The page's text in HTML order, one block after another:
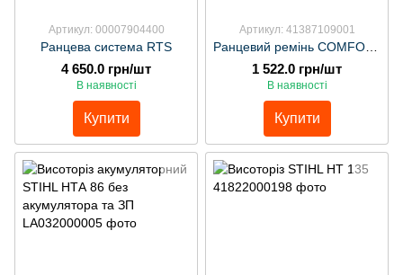
Артикул: 00007904400
Ранцева система RTS
4 650.0 грн/шт
В наявності
Купити
Артикул: 41387109001
1 522.0 грн/шт
В наявності
Купити